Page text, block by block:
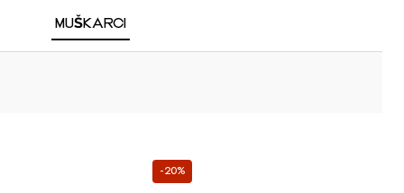
MUŠKARCI
-20%